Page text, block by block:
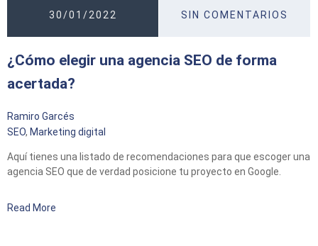
30/01/2022 SIN COMENTARIOS
¿Cómo elegir una agencia SEO de forma
acertada?
Ramiro Garcés
SEO, Marketing digital
Aquí tienes una listado de recomendaciones para que escoger una
agencia SEO que de verdad posicione tu proyecto en Google.
Read More